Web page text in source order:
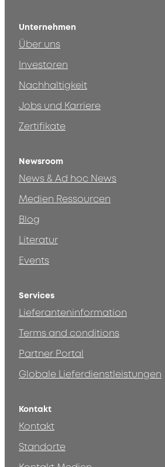
Unternehmen
Über uns
Investoren
Nachhaltigkeit
Jobs und Karriere
Zertifikate
Newsroom
News & Ad hoc News
Medien Ressourcen
Blog
Literatur
Events
Services
Lieferanteninformation
Terms and conditions
Partner Portal
Globale Lieferdienstleistungen
Kontakt
Kontakt
Standorte